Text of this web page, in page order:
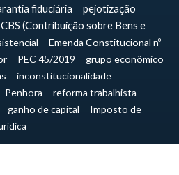
fiduciária
pejotização
CBS (Contribuição sobre Bens e
Emenda Constitucional nº
PEC 45/2019
grupo econômico
inconstitucionalidade
Penhora
reforma trabalhista
ganho de capital
Imposto de